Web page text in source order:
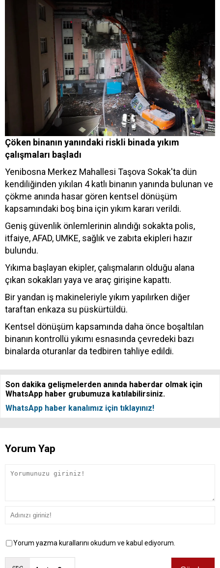
Çöken binanın yanındaki riskli binada yıkım
çalışmaları başladı
Yenibosna Merkez Mahallesi Taşova Sokak'ta dün
kendiliğinden yıkılan 4 katlı binanın yanında bulunan ve
çökme anında hasar gören kentsel dönüşüm
kapsamındaki boş bina için yıkım kararı verildi.
Geniş güvenlik önlemlerinin alındığı sokakta polis,
itfaiye, AFAD, UMKE, sağlık ve zabıta ekipleri hazır
bulundu.
Yıkıma başlayan ekipler, çalışmaların olduğu alana
çıkan sokakları yaya ve araç girişine kapattı.
Bir yandan iş makineleriyle yıkım yapılırken diğer
taraftan enkaza su püskürtüldü.
Kentsel dönüşüm kapsamında daha önce boşaltılan
binanın kontrollü yıkımı esnasında çevredeki bazı
binalarda oturanlar da tedbiren tahliye edildi.
Son dakika gelişmelerden anında haberdar olmak için
WhatsApp haber grubumuza katılabilirsiniz.
WhatsApp haber kanalımız için tıklayınız!
Yorum Yap
Yorum yazma kurallarını okudum ve kabul ediyorum.